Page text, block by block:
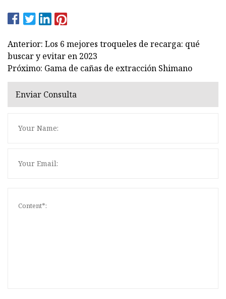
Anterior: Los 6 mejores troqueles de recarga: qué
buscar y evitar en 2023
Próximo: Gama de cañas de extracción Shimano
Enviar Consulta